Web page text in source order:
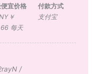
宜价格
￥
每天
付款方式
支付宝
/